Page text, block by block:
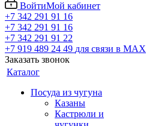
ВойтиМой кабинет
+7 342 291 91 16
+7 342 291 91 16
+7 342 291 91 22
+7 919 489 24 49 для связи в МАХ
Заказать звонок
Каталог
Посуда из чугуна
Казаны
Кастрюли и